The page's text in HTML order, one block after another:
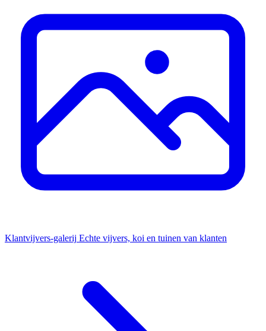
Klantvijvers-galerij Echte vijvers, koi en tuinen van klanten